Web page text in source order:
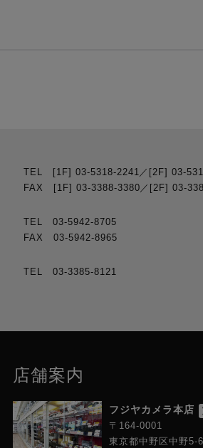
TEL [1F] 03-5318-2241／[2F] 03-
FAX [1F] 03-3388-3380／[2F] 03-
TEL 03-5942-8705
FAX 03-5942-8965
TEL 03-3385-8121
店舗案内
フジヤカメラ本店
〒164-0001
東京都中野区中野5-